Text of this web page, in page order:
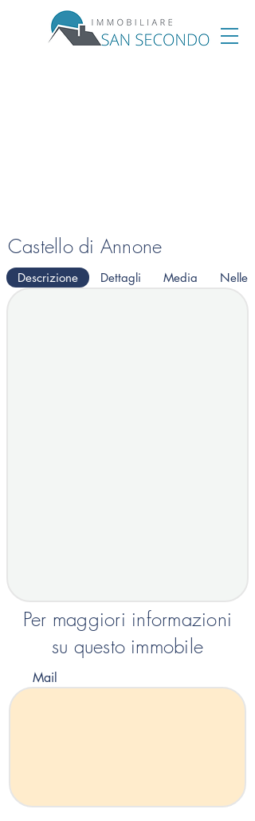
Castello di Annone
Descrizione Dettagli Media Nelle
Per maggiori informazioni
su questo immobile
Mail